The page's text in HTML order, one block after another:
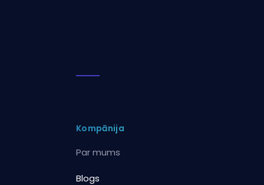
Kompānija
Par mums
Blogs